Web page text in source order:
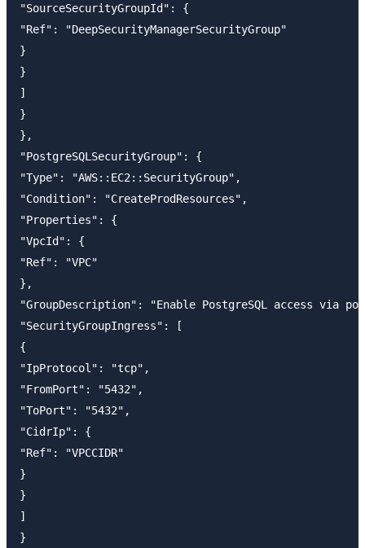
"SourceSecurityGroupId": {
"Ref": "DeepSecurityManagerSecurityGroup"
}
}
]
}
},
"PostgreSQLSecurityGroup": {
"Type": "AWS::EC2::SecurityGroup",
"Condition": "CreateProdResources",
"Properties": {
"VpcId": {
"Ref": "VPC"
},
"GroupDescription": "Enable PostgreSQL access via
"SecurityGroupIngress": [
{
"IpProtocol": "tcp",
"FromPort": "5432",
"ToPort": "5432",
"CidrIp": {
"Ref": "VPCCIDR"
}
}
]
}